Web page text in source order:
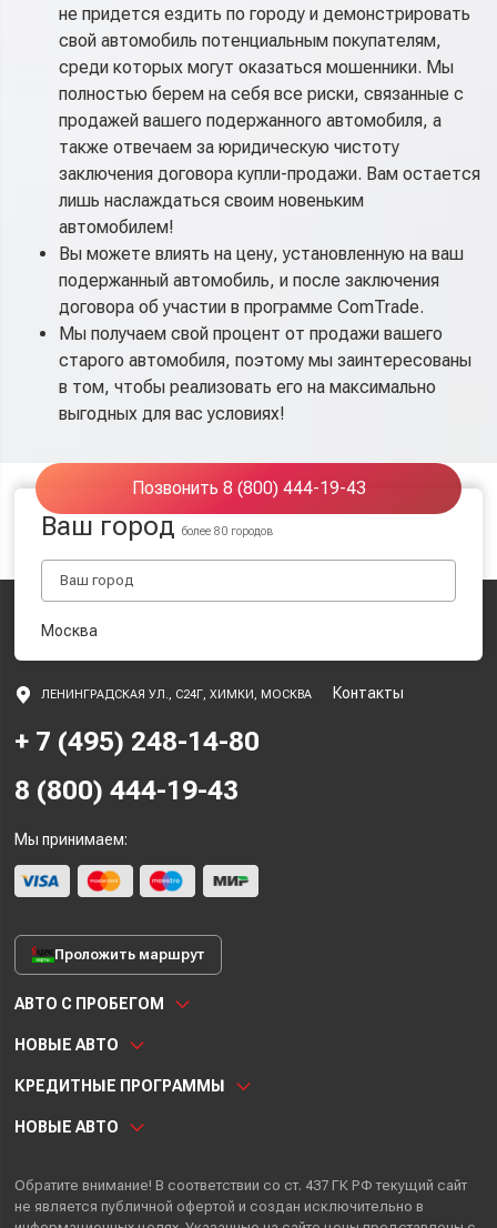
не придется ездить по городу и демонстрировать
свой автомобиль потенциальным покупателям,
среди которых могут оказаться мошенники. Мы
полностью берем на себя все риски, связанные с
продажей вашего подержанного автомобиля, а
также отвечаем за юридическую чистоту
заключения договора купли-продажи. Вам остается
лишь наслаждаться своим новеньким
автомобилем!
Вы можете влиять на цену, установленную на ваш
подержанный автомобиль, и после заключения
договора об участии в программе ComTrade.
Мы получаем свой процент от продажи вашего
старого автомобиля, поэтому мы заинтересованы
в том, чтобы реализовать его на максимально
выгодных для вас условиях!
Позвонить 8 (800) 444-19-43
Ваш городболее 80 городов
Москва
ЛЕНИНГРАДСКАЯ УЛ., С24Г, ХИМКИ, МОСКВА Контакты
+ 7 (495) 248-14-80
8 (800) 444-19-43
Мы принимаем:
Проложить маршрут
АВТО С ПРОБЕГОМ
НОВЫЕ АВТО
КРЕДИТНЫЕ ПРОГРАММЫ
НОВЫЕ АВТО
Обратите внимание! В соответствии со ст. 437 ГК РФ текущий сайт
не является публичной офертой и создан исключительно в